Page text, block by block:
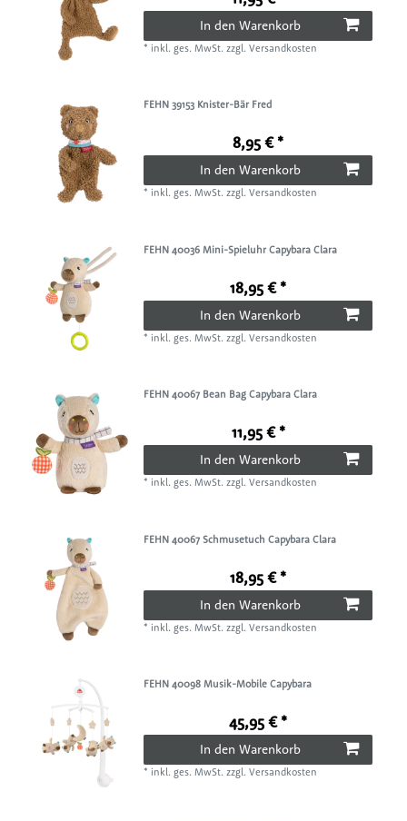
In den Warenkorb
* inkl. ges. MwSt. zzgl.Versandkosten
FEHN 39153 Knister-Bär Fred
8,95 € *
In den Warenkorb
* inkl. ges. MwSt. zzgl.Versandkosten
FEHN 40036 Mini-Spieluhr Capybara Clara
18,95 € *
In den Warenkorb
* inkl. ges. MwSt. zzgl.Versandkosten
FEHN 40067 Bean Bag Capybara Clara
11,95 € *
In den Warenkorb
* inkl. ges. MwSt. zzgl.Versandkosten
FEHN 40067 Schmusetuch Capybara Clara
18,95 € *
In den Warenkorb
* inkl. ges. MwSt. zzgl.Versandkosten
FEHN 40098 Musik-Mobile Capybara
45,95 € *
In den Warenkorb
* inkl. ges. MwSt. zzgl.Versandkosten